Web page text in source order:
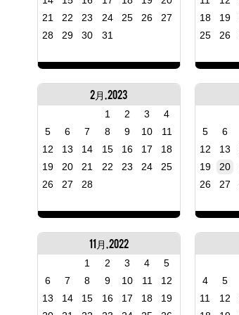
18
19
25
26
21
22 23 24 25 26
27
28
29 30 31
5
6
12
13
19
20
26
27
2月, 2023
1 2 3
4
5
6 7 8 9 10
11
12
13 14 15 16 17
18
19
20 21 22 23 24
25
26
27 28
4
5
11
12
11月, 2022
1 2 3 4
5
6
7 8 9 10 11
12
13
14 15 16 17 18
19